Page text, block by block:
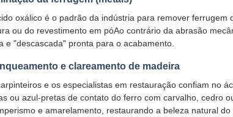
oxálico é o padrão da indústria para remover
ou do revestimento em póAo contrário da abrasão
e "descascada" pronta para o acabamento.
e clareamento de madeira
e os especialistas em restauração confiam no
ou azul-pretas de contato do ferro com carvalho, cedro
e amarelamento, restaurando a beleza natural